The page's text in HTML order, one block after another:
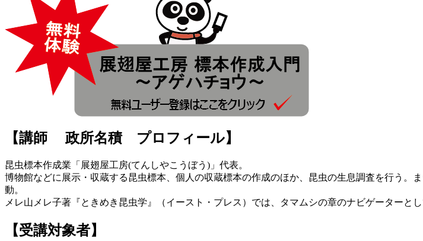
【講師 政所名積 プロフィール】
昆虫標本作成業「展翅屋工房(てんしやこうぼう)」代表。
博物館などに展示・収蔵する昆虫標本、個人の収蔵標本の作成のほか、昆虫の生息調査を行う
動。
メレ山メレ子著『ときめき昆虫学』（イースト・プレス）では、タマムシの章のナビゲーターと
【受講対象者】